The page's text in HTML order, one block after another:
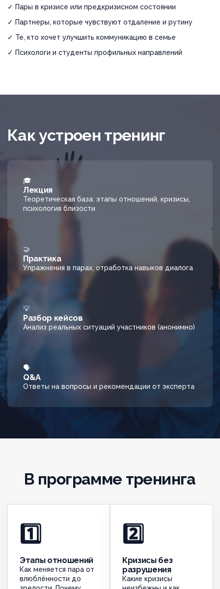
✓ Пары в кризисе или предкризисном состоянии
✓ Партнеры, которые чувствуют отдаление и рутину
✓ Те, кто хочет улучшить коммуникацию в семье
✓ Психологи и студенты профильных направлений
Как устроен тренинг
🎓
Лекция
Теоретическая база: этапы отношений, кризисы,
психология близости
🤝
Практика
Упражнения в парах, отработка навыков диалога
💡
Разбор кейсов
Анализ реальных ситуаций участников (анонимно)
🗣️
Q&A
Ответы на вопросы и рекомендации от эксперта
В программе тренинга
1️⃣
Этапы отношений
Как меняется пара от
влюблённости до
2️⃣
Кризисы без
разрушения
Какие кризисы